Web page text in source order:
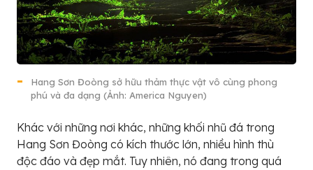
Hang Sơn Đoòng sở hữu thảm thực vật vô cùng phong
phú và đa dạng (Ảnh: America Nguyen)
Khác với những nơi khác, những khối nhũ đá trong
Hang Sơn Đoòng có kích thước lớn, nhiều hình thù
độc đáo và đẹp mắt. Tuy nhiên, nó đang trong quá